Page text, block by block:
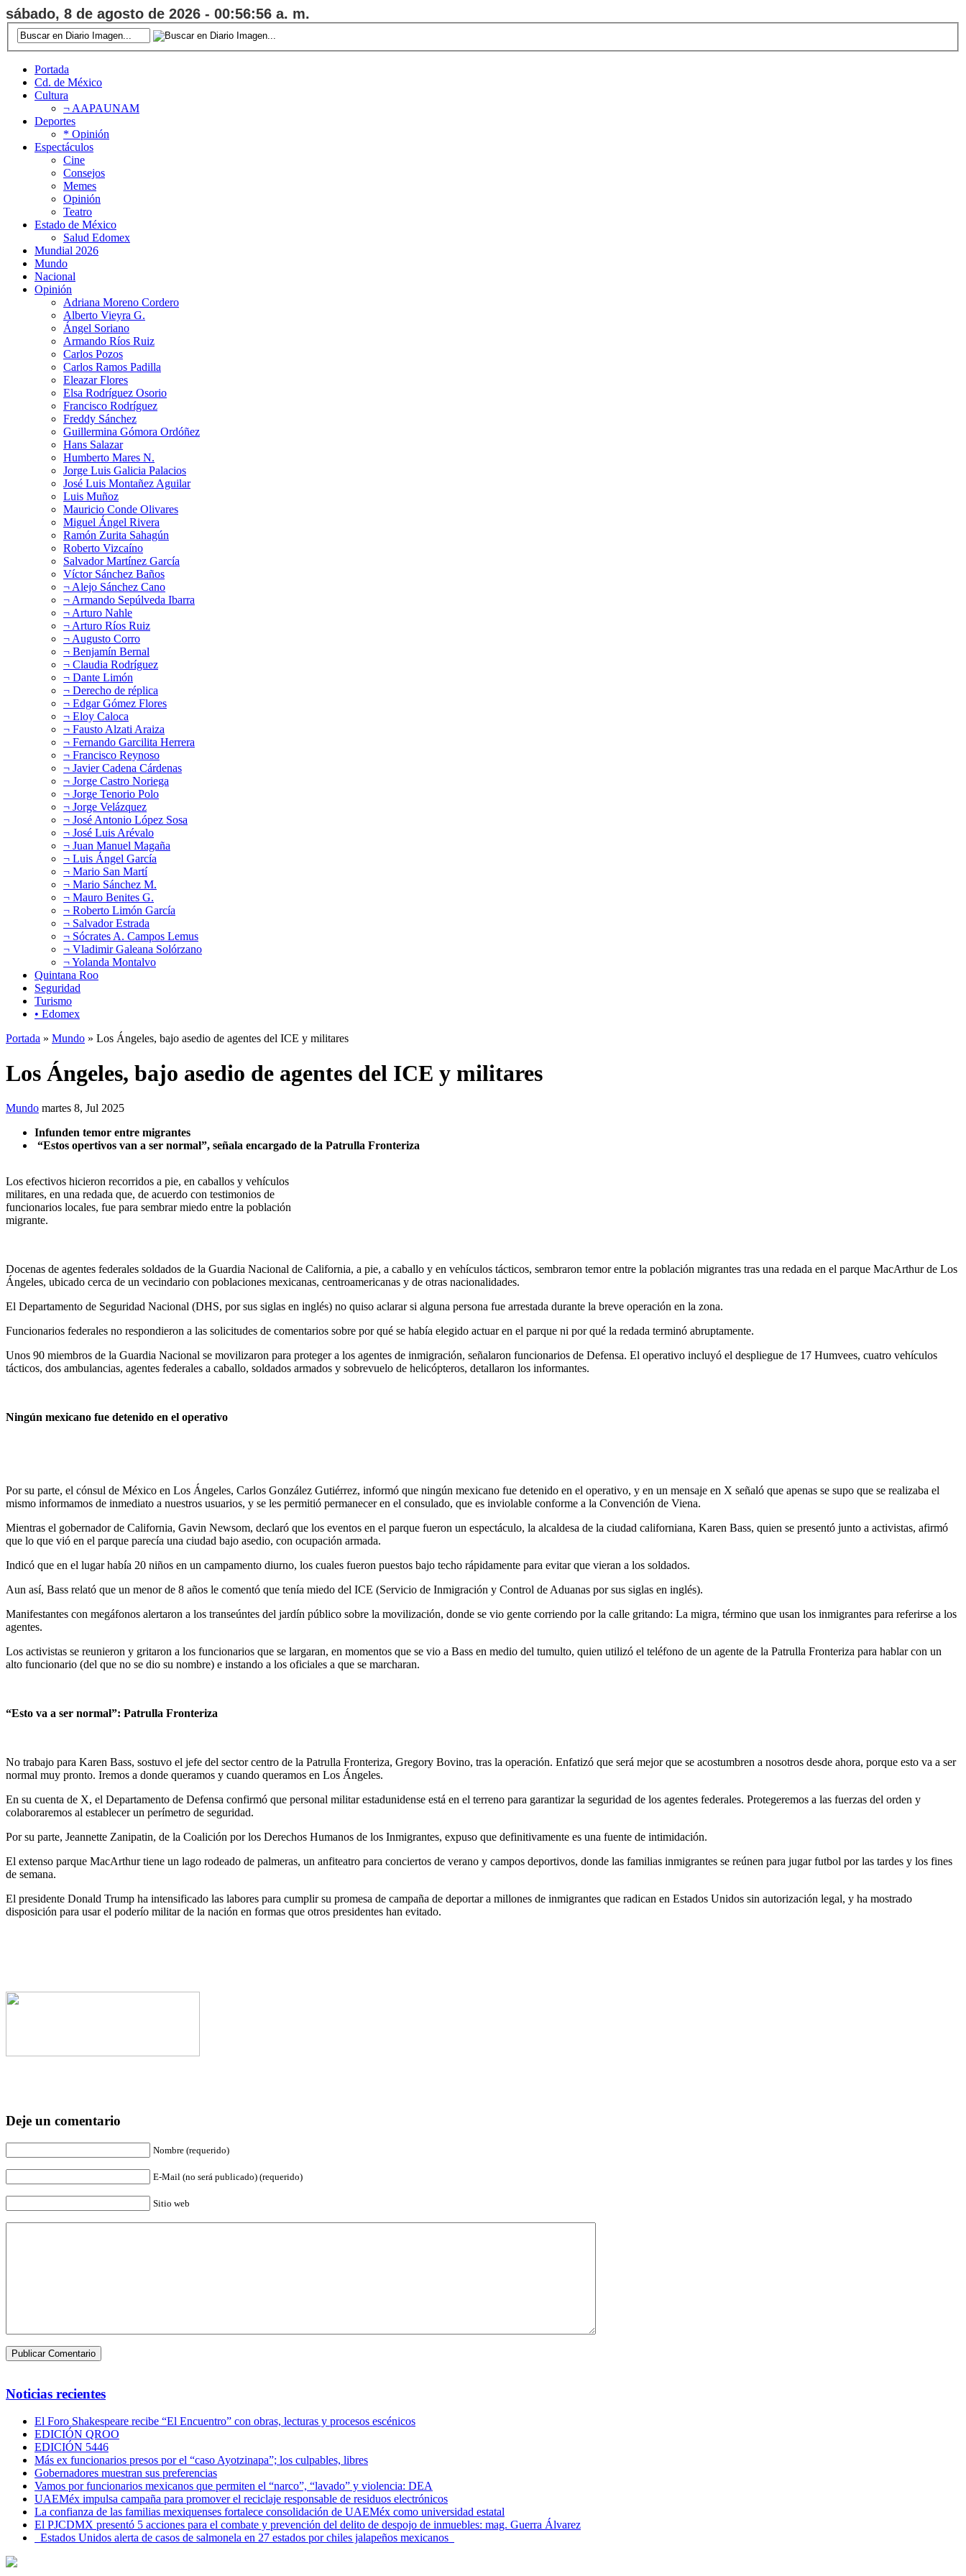
sábado, 8 de agosto de 2026 - 00:56:57 a. m.
Portada
Cd. de México
Cultura
¬ AAPAUNAM
Deportes
* Opinión
Espectáculos
Cine
Consejos
Memes
Opinión
Teatro
Estado de México
Salud Edomex
Mundial 2026
Mundo
Nacional
Opinión
Adriana Moreno Cordero
Alberto Vieyra G.
Ángel Soriano
Armando Ríos Ruiz
Carlos Pozos
Carlos Ramos Padilla
Eleazar Flores
Elsa Rodríguez Osorio
Francisco Rodríguez
Freddy Sánchez
Guillermina Gómora Ordóñez
Hans Salazar
Humberto Mares N.
Jorge Luis Galicia Palacios
José Luis Montañez Aguilar
Luis Muñoz
Mauricio Conde Olivares
Miguel Ángel Rivera
Ramón Zurita Sahagún
Roberto Vizcaíno
Salvador Martínez García
Víctor Sánchez Baños
¬ Alejo Sánchez Cano
¬ Armando Sepúlveda Ibarra
¬ Arturo Nahle
¬ Arturo Ríos Ruiz
¬ Augusto Corro
¬ Benjamín Bernal
¬ Claudia Rodríguez
¬ Dante Limón
¬ Derecho de réplica
¬ Edgar Gómez Flores
¬ Eloy Caloca
¬ Fausto Alzati Araiza
¬ Fernando Garcilita Herrera
¬ Francisco Reynoso
¬ Javier Cadena Cárdenas
¬ Jorge Castro Noriega
¬ Jorge Tenorio Polo
¬ Jorge Velázquez
¬ José Antonio López Sosa
¬ José Luis Arévalo
¬ Juan Manuel Magaña
¬ Luis Ángel García
¬ Mario San Martí
¬ Mario Sánchez M.
¬ Mauro Benites G.
¬ Roberto Limón García
¬ Salvador Estrada
¬ Sócrates A. Campos Lemus
¬ Vladimir Galeana Solórzano
¬ Yolanda Montalvo
Quintana Roo
Seguridad
Turismo
• Edomex
Portada » Mundo » Los Ángeles, bajo asedio de agentes del ICE y militares
Los Ángeles, bajo asedio de agentes del ICE y militares
Mundo martes 8, Jul 2025
Infunden temor entre migrantes
“Estos opertivos van a ser normal”, señala encargado de la Patrulla Fronteriza
Los efectivos hicieron recorridos a pie, en caballos y vehículos
militares, en una redada que, de acuerdo con testimonios de
funcionarios locales, fue para sembrar miedo entre la población
migrante.
Docenas de agentes federales soldados de la Guardia Nacional de California, a pie, a caballo y en vehículos tácticos, sembraron temor entre la población migrantes tras una redada en el parque MacArthur de Los
Ángeles, ubicado cerca de un vecindario con poblaciones mexicanas, centroamericanas y de otras nacionalidades.
El Departamento de Seguridad Nacional (DHS, por sus siglas en inglés) no quiso aclarar si alguna persona fue arrestada durante la breve operación en la zona.
Funcionarios federales no respondieron a las solicitudes de comentarios sobre por qué se había elegido actuar en el parque ni por qué la redada terminó abruptamente.
Unos 90 miembros de la Guardia Nacional se movilizaron para proteger a los agentes de inmigración, señalaron funcionarios de Defensa. El operativo incluyó el despliegue de 17 Humvees, cuatro vehículos
tácticos, dos ambulancias, agentes federales a caballo, soldados armados y sobrevuelo de helicópteros, detallaron los informantes.
Ningún mexicano fue detenido en el operativo
Por su parte, el cónsul de México en Los Ángeles, Carlos González Gutiérrez, informó que ningún mexicano fue detenido en el operativo, y en un mensaje en X señaló que apenas se supo que se realizaba el
mismo informamos de inmediato a nuestros usuarios, y se les permitió permanecer en el consulado, que es inviolable conforme a la Convención de Viena.
Mientras el gobernador de California, Gavin Newsom, declaró que los eventos en el parque fueron un espectáculo, la alcaldesa de la ciudad californiana, Karen Bass, quien se presentó junto a activistas, afirmó
que lo que vió en el parque parecía una ciudad bajo asedio, con ocupación armada.
Indicó que en el lugar había 20 niños en un campamento diurno, los cuales fueron puestos bajo techo rápidamente para evitar que vieran a los soldados.
Aun así, Bass relató que un menor de 8 años le comentó que tenía miedo del ICE (Servicio de Inmigración y Control de Aduanas por sus siglas en inglés).
Manifestantes con megáfonos alertaron a los transeúntes del jardín público sobre la movilización, donde se vio gente corriendo por la calle gritando: La migra, término que usan los inmigrantes para referirse a los
agentes.
Los activistas se reunieron y gritaron a los funcionarios que se largaran, en momentos que se vio a Bass en medio del tumulto, quien utilizó el teléfono de un agente de la Patrulla Fronteriza para hablar con un
alto funcionario (del que no se dio su nombre) e instando a los oficiales a que se marcharan.
“Esto va a ser normal”: Patrulla Fronteriza
No trabajo para Karen Bass, sostuvo el jefe del sector centro de la Patrulla Fronteriza, Gregory Bovino, tras la operación. Enfatizó que será mejor que se acostumbren a nosotros desde ahora, porque esto va a ser
normal muy pronto. Iremos a donde queramos y cuando queramos en Los Ángeles.
En su cuenta de X, el Departamento de Defensa confirmó que personal militar estadunidense está en el terreno para garantizar la seguridad de los agentes federales. Protegeremos a las fuerzas del orden y
colaboraremos al establecer un perímetro de seguridad.
Por su parte, Jeannette Zanipatin, de la Coalición por los Derechos Humanos de los Inmigrantes, expuso que definitivamente es una fuente de intimidación.
El extenso parque MacArthur tiene un lago rodeado de palmeras, un anfiteatro para conciertos de verano y campos deportivos, donde las familias inmigrantes se reúnen para jugar futbol por las tardes y los fines
de semana.
El presidente Donald Trump ha intensificado las labores para cumplir su promesa de campaña de deportar a millones de inmigrantes que radican en Estados Unidos sin autorización legal, y ha mostrado
disposición para usar el poderío militar de la nación en formas que otros presidentes han evitado.
Deje un comentario
Nombre (requerido)
E-Mail (no será publicado) (requerido)
Sitio web
Noticias recientes
El Foro Shakespeare recibe “El Encuentro” con obras, lecturas y procesos escénicos
EDICIÓN QROO
EDICIÓN 5446
Más ex funcionarios presos por el “caso Ayotzinapa”; los culpables, libres
Gobernadores muestran sus preferencias
Vamos por funcionarios mexicanos que permiten el “narco”, “lavado” y violencia: DEA
UAEMéx impulsa campaña para promover el reciclaje responsable de residuos electrónicos
La confianza de las familias mexiquenses fortalece consolidación de UAEMéx como universidad estatal
El PJCDMX presentó 5 acciones para el combate y prevención del delito de despojo de inmuebles: mag. Guerra Álvarez
Estados Unidos alerta de casos de salmonela en 27 estados por chiles jalapeños mexicanos